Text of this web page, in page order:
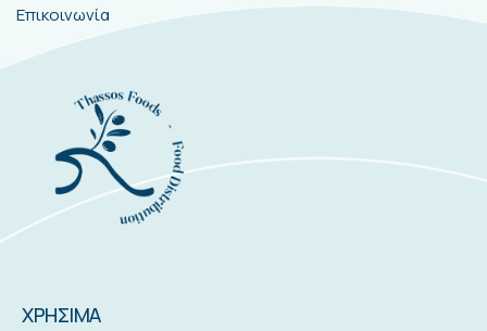
Επικοινωνία
ΧΡΗΣΙΜΑ